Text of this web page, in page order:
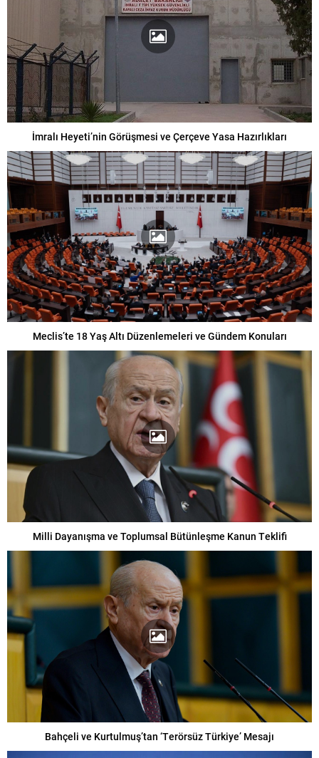
İmralı Heyeti’nin Görüşmesi ve Çerçeve Yasa Hazırlıkları
Meclis’te 18 Yaş Altı Düzenlemeleri ve Gündem Konuları
Milli Dayanışma ve Toplumsal Bütünleşme Kanun Teklifi
Bahçeli ve Kurtulmuş’tan ‘Terörsüz Türkiye’ Mesajı